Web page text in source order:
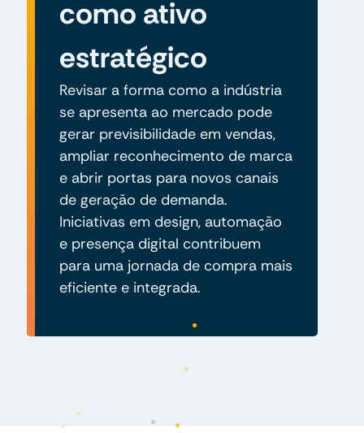
como ativo
estratégico
Revisar a forma como a indústria
se apresenta ao mercado pode
gerar previsibilidade em vendas,
ampliar reconhecimento de marca
e abrir portas para novos canais
de geração de demanda.
Iniciativas em design, automação
e presença digital contribuem
para uma jornada de compra mais
eficiente e integrada.